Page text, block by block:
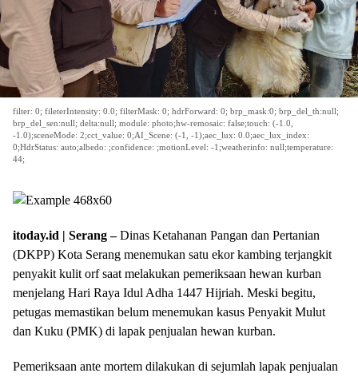
filter: 0; fileterIntensity: 0.0; filterMask: 0; hdrForward: 0; brp_mask:0; brp_del_th:null;
brp_del_sen:null; delta:null; module: photo;hw-remosaic: false;touch: (-1.0,
-1.0);sceneMode: 2;cct_value: 0;AI_Scene: (-1, -1);aec_lux: 0.0;aec_lux_index:
0;HdrStatus: auto;albedo: ;confidence: ;motionLevel: -1;weatherinfo: null;temperature:
44;
itoday.id | Serang –Dinas Ketahanan Pangan dan Pertanian
(DKPP) Kota Serang menemukan satu ekor kambing terjangkit
penyakit kulit orf saat melakukan pemeriksaan hewan kurban
menjelang Hari Raya Idul Adha 1447 Hijriah. Meski begitu,
petugas memastikan belum menemukan kasus Penyakit Mulut
dan Kuku (PMK) di lapak penjualan hewan kurban.
Pemeriksaan ante mortem dilakukan di sejumlah lapak penjualan